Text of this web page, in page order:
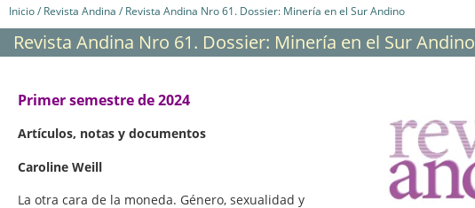
Inicio/ Revista Andina / Revista Andina Nro 61. Dossier: Minería en el Sur Andino
Revista Andina Nro 61. Dossier: Minería en el Sur Andino
Primer semestre de 2024
Artículos, notas y documentos
Caroline Weill
La otra cara de la moneda. Género, sexualidad y